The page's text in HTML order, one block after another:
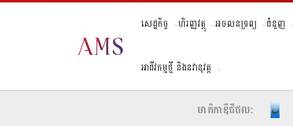
សេដ្ឋកិច្ច ហិរញ្ញវត្ថុ អចលនទ្រព្យ ជំនួញ
អាជីវកម្មថ្មី និងនវានុវត្ត
មាតិកាឌីជីថល: